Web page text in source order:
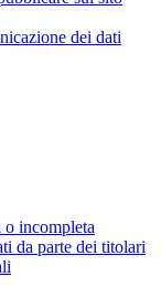
dei dati
o incompleta
da parte dei titolari